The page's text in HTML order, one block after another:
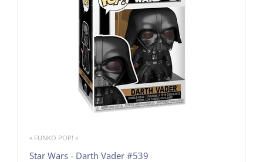
« FUNKO POP! »
Star Wars - Darth Vader #539